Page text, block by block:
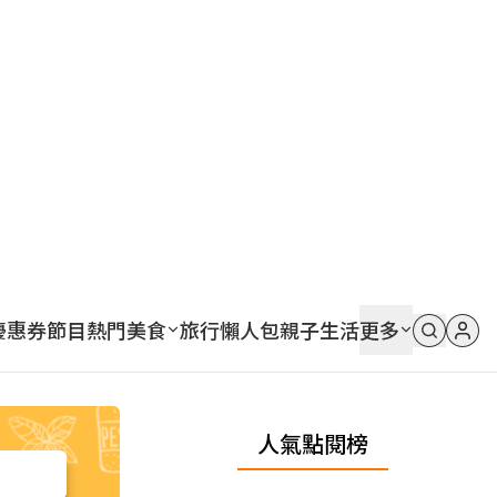
惠券節目熱門美食 旅行懶人包親子生活更多
人氣點閱榜